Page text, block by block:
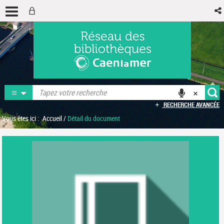
RECHERCHE AVANCÉE
Vous êtes ici : Accueil/ Détail du document